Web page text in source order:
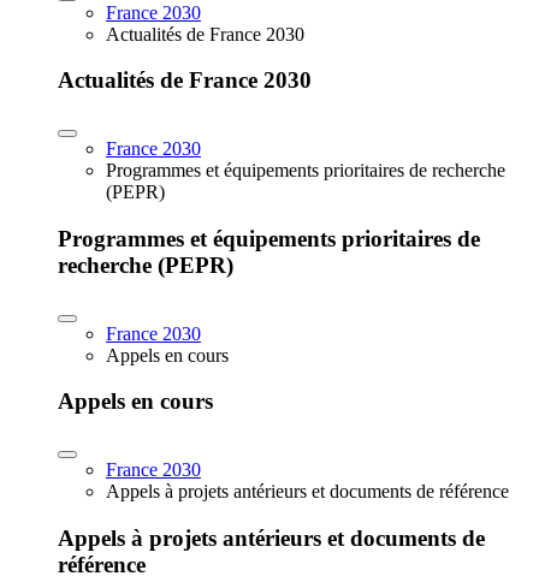
France 2030
Actualités de France 2030
Actualités de France 2030
France 2030
Programmes et équipements prioritaires de recherche
(PEPR)
Programmes et équipements prioritaires de
recherche (PEPR)
France 2030
Appels en cours
Appels en cours
France 2030
Appels à projets antérieurs et documents de référence
Appels à projets antérieurs et documents de
référence